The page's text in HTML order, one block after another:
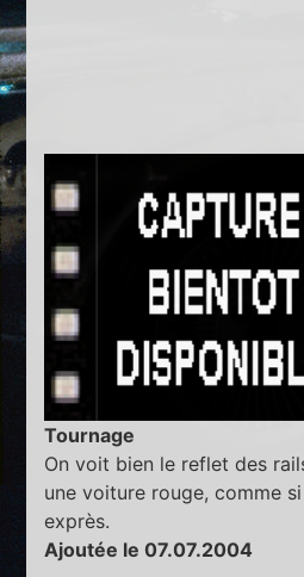
Tournage
On voit bien le reflet des
une voiture rouge, comme
exprès.
Ajoutée le 07.07.2004